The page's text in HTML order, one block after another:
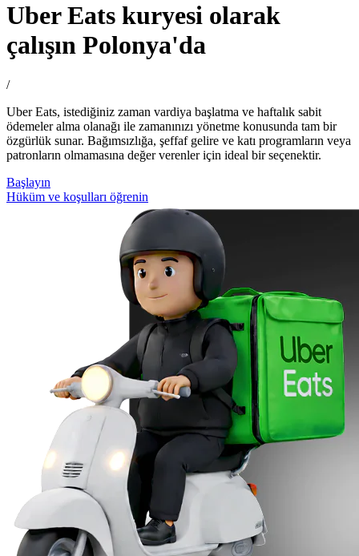
Uber Eats kuryesi olarak
çalışın Polonya'da
/
Uber Eats, istediğiniz zaman vardiya başlatma ve haftalık sabit
ödemeler alma olanağı ile zamanınızı yönetme konusunda tam bir
özgürlük sunar. Bağımsızlığa, şeffaf gelire ve katı programların veya
patronların olmamasına değer verenler için ideal bir seçenektir.
Başlayın
Hüküm ve koşulları öğrenin